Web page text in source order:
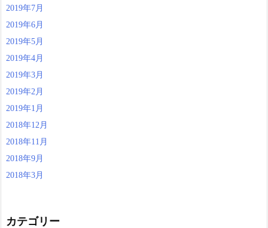
2019年7月
2019年6月
2019年5月
2019年4月
2019年3月
2019年2月
2019年1月
2018年12月
2018年11月
2018年9月
2018年3月
カテゴリー